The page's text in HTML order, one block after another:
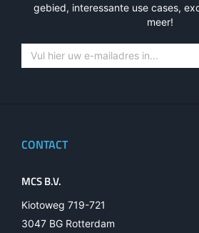
gebied, interessante use cases,
meer!
CONTACT
MCS B.V.
Kiotoweg 719-721
3047 BG Rotterdam